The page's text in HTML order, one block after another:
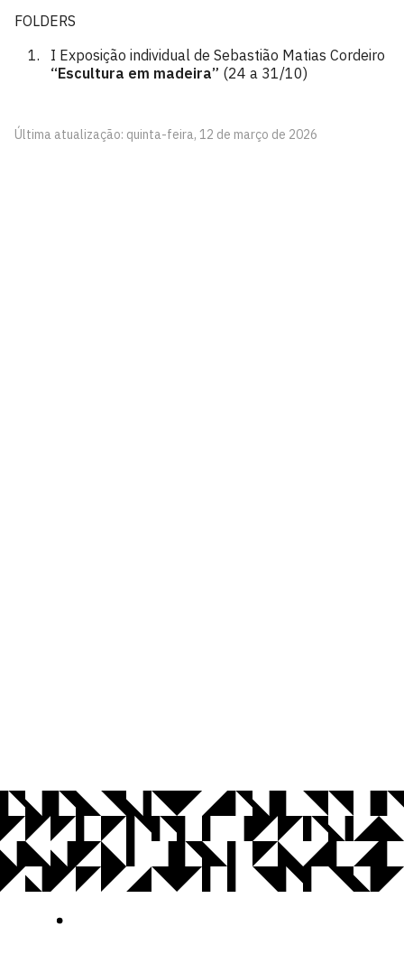
FOLDERS
I Exposição individual de Sebastião Matias Cordeiro
“Escultura em madeira” (24 a 31/10)
Última atualização: quinta-feira, 12 de março de 2026